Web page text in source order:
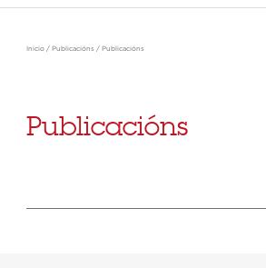
Inicio / Publicacións / Publicacións
Publicacións